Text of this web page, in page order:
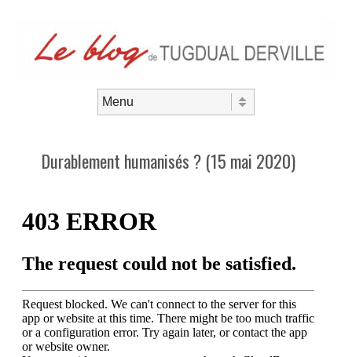
Durablement humanisés ? (15 mai 2020)